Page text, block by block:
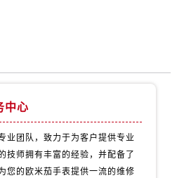
中心
业团队，致力于为客户提供专业
技师拥有丰富的经验，并配备了
您的欧米茄手表提供一流的维修